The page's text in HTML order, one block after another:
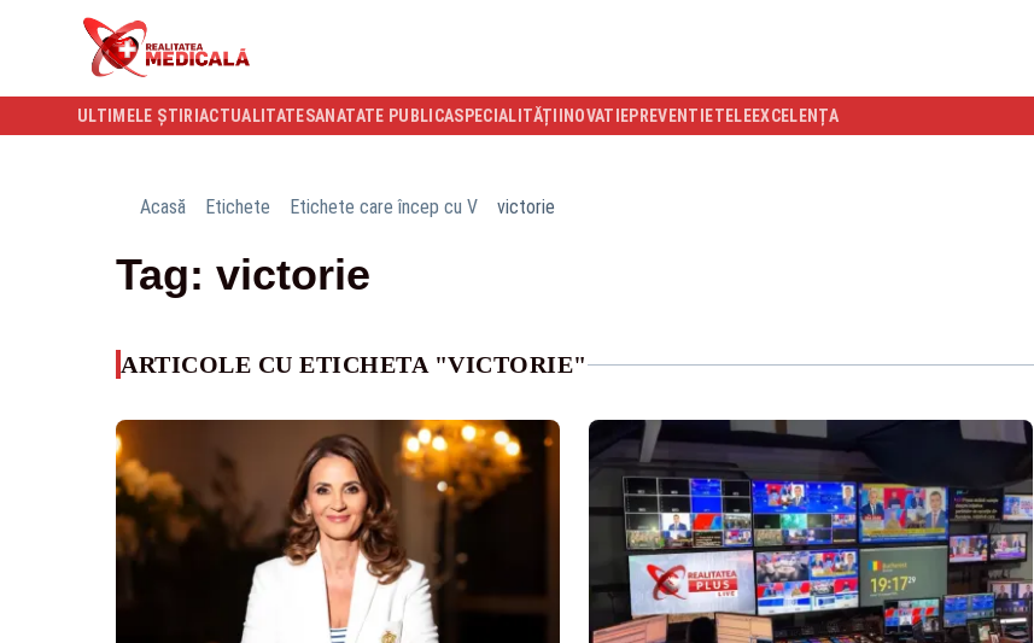
ULTIMELE ȘTIRI ACTUALITATESANATATE PUBLICASPECIALITĂȚI INOVATIEPREVENTIETELEEXCELENȚA
Acasă Etichete Etichete care încep cu V victorie
Tag: victorie
ARTICOLE CU ETICHETA "VICTORIE"